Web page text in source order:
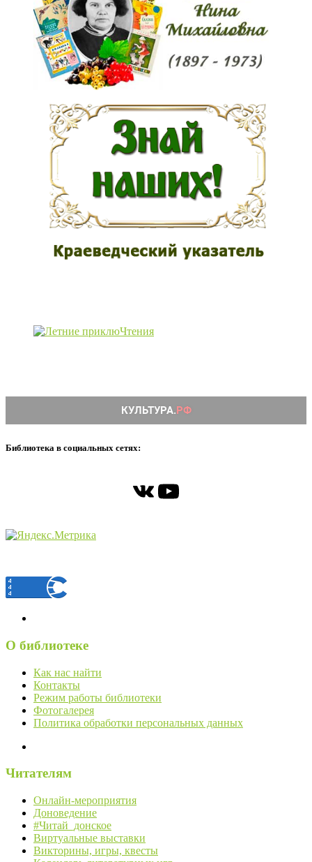
Библиотека в социальных сетях:
ВКонтакте
YouTube
О библиотеке
Как нас найти
Контакты
Режим работы библиотеки
Фотогалерея
Политика обработки персональных данных
Читателям
Онлайн-мероприятия
Доноведение
#Читай_донское
Виртуальные выставки
Викторины, игры, квесты